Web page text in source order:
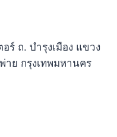
ร์ ถ. บำรุงเมือง แขวง
าย กรุงเทพมหานคร